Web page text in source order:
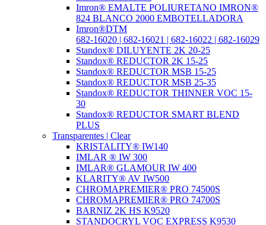
Imron® EMALTE POLIURETANO IMRON®
824 BLANCO 2000 EMBOTELLADORA
Imron®DTM
682-16020 | 682-16021 | 682-16022 | 682-16029
Standox® DILUYENTE 2K 20-25
Standox® REDUCTOR 2K 15-25
Standox® REDUCTOR MSB 15-25
Standox® REDUCTOR MSB 25-35
Standox® REDUCTOR THINNER VOC 15-
30
Standox® REDUCTOR SMART BLEND
PLUS
Transparentes | Clear
KRISTALITY® IW140
IMLAR ® IW 300
IMLAR® GLAMOUR IW 400
KLARITY® AV IW500
CHROMAPREMIER® PRO 74500S
CHROMAPREMIER® PRO 74700S
BARNIZ 2K HS K9520
STANDOCRYL VOC EXPRESS K9530